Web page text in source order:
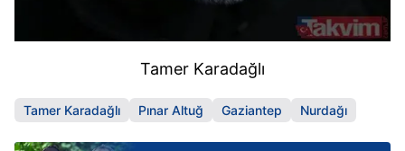
Tamer Karadağlı
Tamer Karadağlı Pınar Altuğ Gaziantep Nurdağı